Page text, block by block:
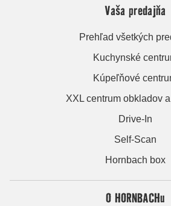
Vaša predajňa
Prehľad všetkých
Kuchynské
Kúpeľňové
XXL centrum obkladov
Drive-In
Self-Scan
Hornbach box
O HORNBACHu